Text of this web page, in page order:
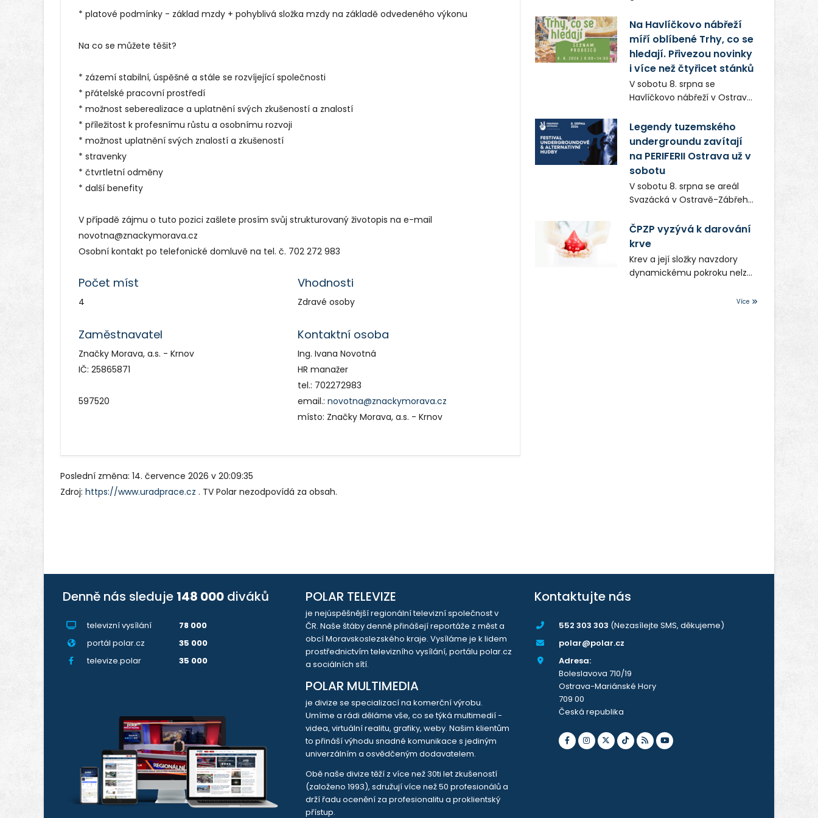
* platové podmínky - základ mzdy + pohyblivá složka mzdy na základě odvedeného výkonu
Na co se můžete těšit?
* zázemí stabilní, úspěšné a stále se rozvíjející společnosti
* přátelské pracovní prostředí
* možnost seberealizace a uplatnění svých zkušeností a znalostí
* příležitost k profesnímu růstu a osobnímu rozvoji
* možnost uplatnění svých znalostí a zkušeností
* stravenky
* čtvrtletní odměny
* další benefity
V případě zájmu o tuto pozici zašlete prosím svůj strukturovaný životopis na e-mail
novotna@znackymorava.cz
Osobní kontakt po telefonické domluvě na tel. č. 702 272 983
Počet míst
4
Vhodnosti
Zdravé osoby
Zaměstnavatel
Značky Morava, a.s. - Krnov
IČ: 25865871
597520
Kontaktní osoba
Ing. Ivana Novotná
HR manažer
tel.: 702272983
email.: novotna@znackymorava.cz
místo: Značky Morava, a.s. - Krnov
Poslední změna: 14. července 2026 v 20:09:35
Zdroj: https://www.uradprace.cz . TV Polar nezodpovídá za obsah.
přirozenou součástí příběhu
bývalého boxerského
šampiona Hoffa (Milan
Ondrík), jenž se po letech
vrací do světa vrcholových
zápasů, tentokrát v MMA.
systémů, stabilním
zaměstnavatelem na
Karvinsku a firmou s
obrovským potenciálem.
Na Havlíčkovo nábřeží
míří oblíbené Trhy, co se
hledají. Přivezou novinky
i více než čtyřicet stánků
V sobotu 8. srpna se
Havlíčkovo nábřeží v Ostravě
vůní, chutí a poctivých
lokálních výrobků. Trhy, co se
hledají tentokrát nabídnou
více než čtyřicet pečlivě
vybraných stánků s kvalitní
gastronomií, farmářskými
produkty, designem i
Návštěvníci se mohou těšit
nejen na oblíbené stálice, ale
také na řadu novinek, které v
Ostravě běžně nepotkají.
Legendy tuzemského
undergroundu zavítají
na PERIFERII Ostrava už v
sobotu
V sobotu 8. srpna se areál
Svazácká v Ostravě-Zábřehu
undergroundové a
alternativní hudby. Uskuteční
se zde totiž první ročník
festivalu PERIFERIE Ostrava.
Brány areálu se otevřou
ČPZP vyzývá k darování
krve
Krev a její složky navzdory
dynamickému pokroku nelze
Více
Denně nás sleduje 148 000 diváků
televizní vysílání
78 000
portál polar.cz
35 000
televize.polar
35 000
POLAR TELEVIZE
je nejúspěšnější regionální televizní společnost v
ČR. Naše štáby denně přinášejí reportáže z měst a
obcí Moravskoslezského kraje. Vysíláme je k lidem
prostřednictvím televizního vysílání, portálu polar.cz
a sociálních sítí.
POLAR MULTIMEDIA
je divize se specializací na komerční výrobu.
Umíme a rádi děláme vše, co se týká multimedií -
videa, virtuální realitu, grafiky, weby. Našim klientům
to přináší výhodu snadné komunikace s jediným
univerzálním a osvědčeným dodavatelem.
Obě naše divize těží z více než 30ti let zkušeností
(založeno 1993), sdružují více než 50 profesionálů a
drží řadu ocenění za profesionalitu a proklientský
přístup.
Kontaktujte nás
552 303 303 (Nezasílejte SMS, děkujeme)
polar@polar.cz
Adresa:
Boleslavova 710/19
Ostrava-Mariánské Hory
709 00
Česká republika